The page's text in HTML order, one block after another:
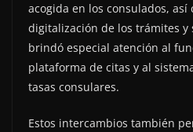
acogida en los consulados,
digitalización de los trámites y
brindó especial atención al
plataforma de citas y al
tasas consulares.
Estos intercambios también